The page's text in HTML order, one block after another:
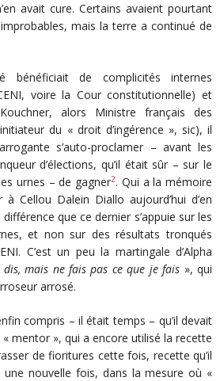
avait cure. Certains avaient pourtant
mais la terre a continué de
bénéficiait de complicités internes
voire la Cour constitutionnelle) et
alors Ministre français des
du « droit d’ingérence », sic), il
s’auto-proclamer – avant les
d’élections, qu’il était sûr – sur le
urnes – de gagner2. Qui a la mémoire
Cellou Dalein Diallo aujourd’hui d’en
que ce dernier s’appuie sur les
et non sur des résultats tronqués
C’est un peu la martingale d’Alpha
mais ne fais pas ce que je fais », qui
arrosé.
compris – il était temps – qu’il devait
« mentor », qui a encore utilisé la recette
de fioritures cette fois, recette qu’il
une nouvelle fois, dans la mesure où «